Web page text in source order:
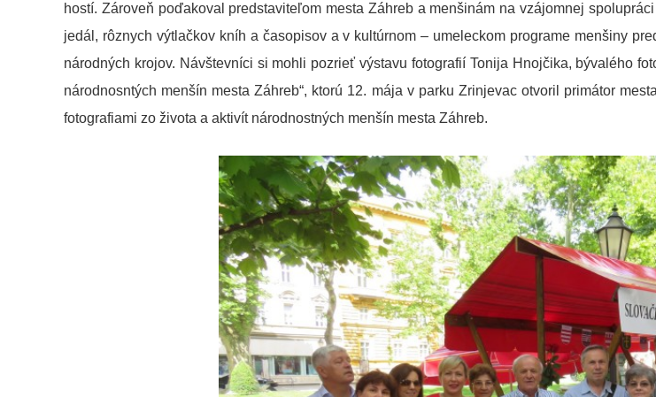
hostí. Zároveň poďakoval predstaviteľom mesta Záhreb a menšinám na vzájomnej
jedál, rôznych výtlačkov kníh a časopisov a v kultúrnom – umeleckom programe menšiny
národných krojov. Návštevníci si mohli pozrieť výstavu fotografií Tonija Hnojčika, bývalého
národnosntých menšín mesta Záhreb“, ktorú 12. mája v parku Zrinjevac otvoril primátor
fotografiami zo života a aktivít národnostných menšín mesta Záhreb.